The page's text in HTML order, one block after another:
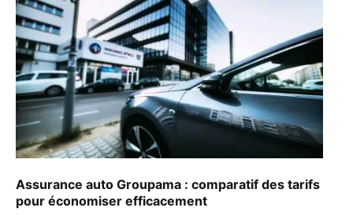
Assurance auto Groupama : comparatif des tarifs
pour économiser efficacement